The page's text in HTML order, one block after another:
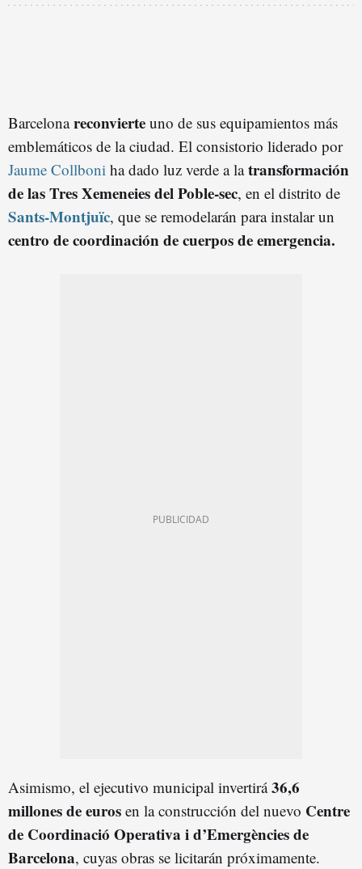
Barcelonareconvierte uno de sus equipamientos más
emblemáticos de la ciudad. El consistorio liderado por
Jaume Collboni ha dado luz verde a latransformación
de las Tres Xemeneies del Poble-sec, en el distrito de
Sants-Montjuïc, que se remodelarán para instalar un
centro de coordinación de cuerpos de emergencia.
Asimismo, el ejecutivo municipal invertirá36,6
millones de euros en la construcción del nuevo Centre
de Coordinació Operativa i d’Emergències de
Barcelona, cuyas obras se licitarán próximamente.